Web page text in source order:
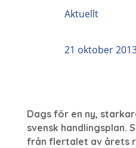
Aktuellt
21 oktober
Dags för en ny,
svensk handlingsplan.
från flertalet av årets